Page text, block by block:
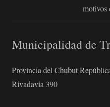
motivos
Municipalidad de
Provincia del Chubut
Rivadavia 390